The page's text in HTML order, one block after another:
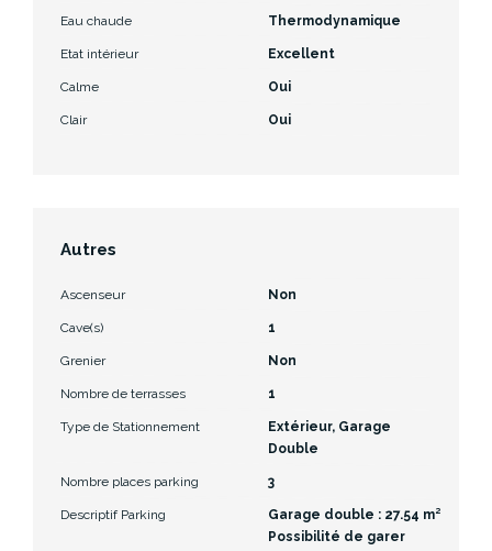
Eau chaude Thermodynamique
Etat intérieur Excellent
Calme Oui
Clair Oui
Autres
Ascenseur Non
Cave(s) 1
Grenier Non
Nombre de terrasses 1
Type de Stationnement
Extérieur, Garage
Double
Nombre places parking 3
Descriptif Parking
Garage double : 27.54 m²
Possibilité de garer